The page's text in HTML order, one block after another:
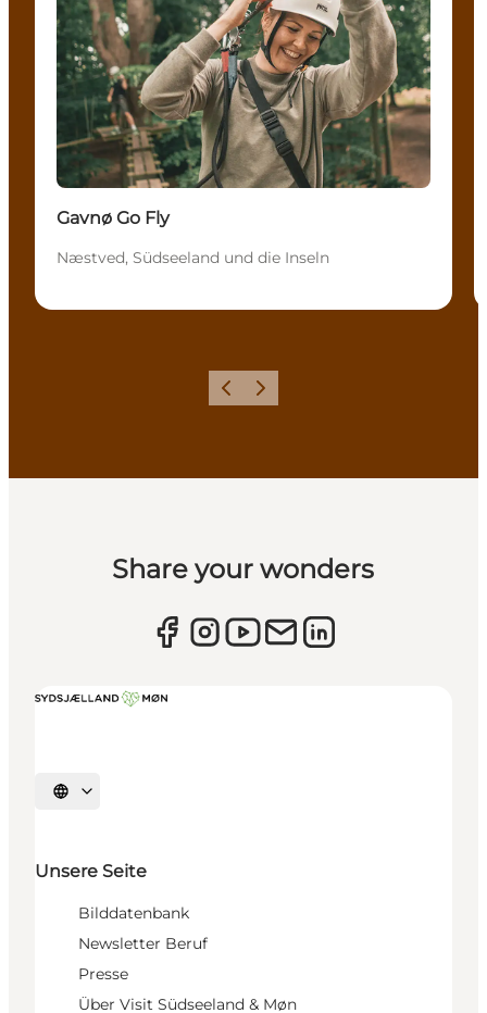
Gavnø Go Fly
Næstved, Südseeland und die Inseln
ZurückWeiter
Share your wonders
Sprache auswählen
Unsere Seite
Bilddatenbank
Newsletter Beruf
Presse
Über Visit Südseeland & Møn